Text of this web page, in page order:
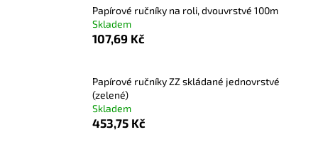
Papírové ručníky na roli, dvouvrstvé 100m
Skladem
107,69 Kč
Papírové ručníky ZZ skládané jednovrstvé
(zelené)
Skladem
453,75 Kč